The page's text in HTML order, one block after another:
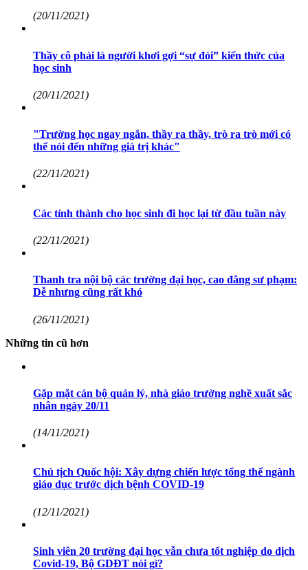
(20/11/2021)
Thầy cô phải là người khơi gợi “sự đói” kiến thức của
học sinh
(20/11/2021)
"Trường học ngay ngắn, thầy ra thầy, trò ra trò mới có
thể nói đến những giá trị khác"
(22/11/2021)
Các tỉnh thành cho học sinh đi học lại từ đầu tuần này
(22/11/2021)
Thanh tra nội bộ các trường đại học, cao đẳng sư phạm:
Dễ nhưng cũng rất khó
(26/11/2021)
Những tin cũ hơn
Gặp mặt cán bộ quản lý, nhà giáo trường nghề xuất sắc
nhân ngày 20/11
(14/11/2021)
Chủ tịch Quốc hội: Xây dựng chiến lược tổng thể ngành
giáo dục trước dịch bệnh COVID-19
(12/11/2021)
Sinh viên 20 trường đại học vẫn chưa tốt nghiệp do dịch
Covid-19, Bộ GDĐT nói gì?